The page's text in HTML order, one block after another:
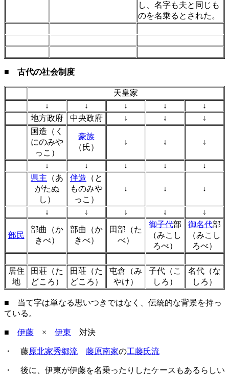
し、名字も夫と同じも
のを名乗るとされた。
■ 古代の社会制度
天皇家
↓
↓ ↓ ↓
↓
地方政府
中央政府 ↓ ↓
↓
国造（く
にのみや
っこ）
豪族
（氏）
↓ ↓ ↓
↓ ↓ ↓ ↓
↓
県主 （あ
がたぬ
し）
伴造 （と
ものみや
っこ）
↓ ↓ ↓
↓ ↓ ↓ ↓ ↓
部民
部曲（か
きべ）
部曲（か
きべ）
田部（た
べ）
御子代部
（みこし
ろべ）
御名代部
（みこし
ろべ）
居住
地
田荘（た
どころ）
田荘（た
どころ）
屯倉（み
やけ）
子代（こ
しろ）
名代（な
しろ）
■ 当て字は単なる思いつきではなく、伝統的な背景を持っ
ている。
■ 伊藤 × 伊東 対決
・ 藤原北家秀郷流 藤原南家の工藤氏流
・ 後に、伊東が伊藤を名乗ったりしたケースもあるらしい